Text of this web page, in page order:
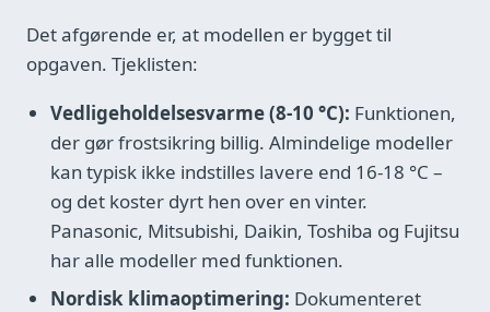
Det afgørende er, at modellen er bygget til
opgaven. Tjeklisten:
Vedligeholdelsesvarme (8-10 °C): Funktionen,
der gør frostsikring billig. Almindelige modeller
kan typisk ikke indstilles lavere end 16-18 °C –
og det koster dyrt hen over en vinter.
Panasonic, Mitsubishi, Daikin, Toshiba og Fujitsu
har alle modeller med funktionen.
Nordisk klimaoptimering: Dokumenteret